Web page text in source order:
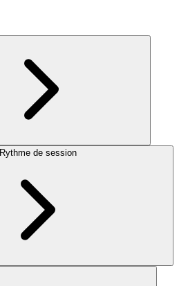
Rythme de session